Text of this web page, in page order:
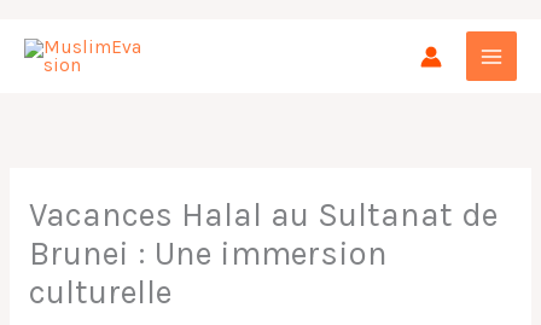
Aller
Vacances Halal au Sultanat de
Brunei : Une immersion
culturelle